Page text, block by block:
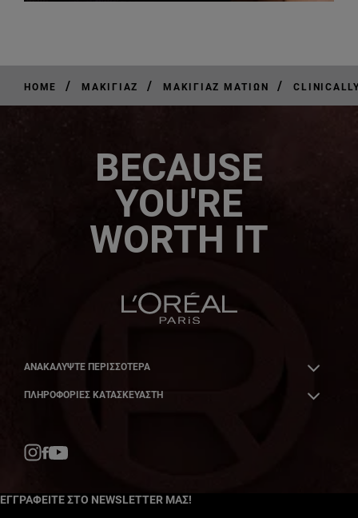
HOME / ΜΑΚΙΓΙΆΖ / ΜΑΚΙΓΙΆΖ ΜΑΤΙΏΝ /
BECAUSE
YOU'RE
WORTH IT
ΑΝΑΚΑΛΎΨΤΕ ΠΕΡΙΣΣΌΤΕΡΑ
ΠΛΗΡΟΦΟΡΙΕΣ ΚΑΤΑΣΚΕΥΑΣΤΗ
ΕΓΓΡΑΦΕΙΤΕ ΣΤΟ NEWSLETTER ΜΑΣ!